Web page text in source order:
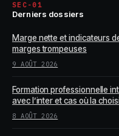
SEC-01
Derniers dossiers
Marge nette et indicateurs
marges trompeuses
9 AOÛT 2026
Formation professionnelle
avec l’inter et cas où la
8 AOÛT 2026